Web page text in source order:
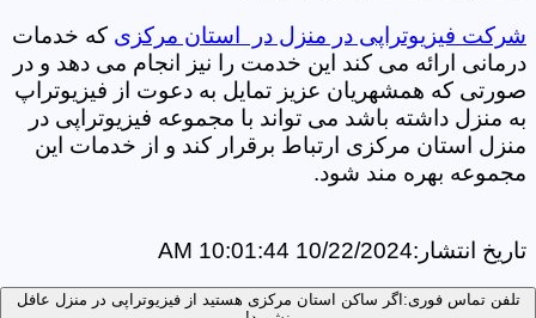
شرکت فیزیوتراپی در منزل در استان مرکزی که خدمات
درمانی ارائه می کند این خدمت را نیز انجام می دهد و در
صورتی که همشهریان عزیز تمایل به دعوت از فیزیوتراپ
به منزل داشته باشد می تواند با مجموعه فیزیوتراپی در
منزل استان مرکزی ارتباط برقرار کند و از خدمات این
مجموعه بهره مند شود.
تاریخ انتشار:10/22/2024 10:01:44 AM
تلفن تماس فوری: اگر ساکن استان مرکزی هستید از فیزیوتراپی در منزل عافل